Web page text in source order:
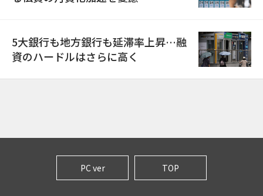
5大銀行も地方銀行も延滞率上昇…融
資のハードルはさらに高く
PC ver TOP